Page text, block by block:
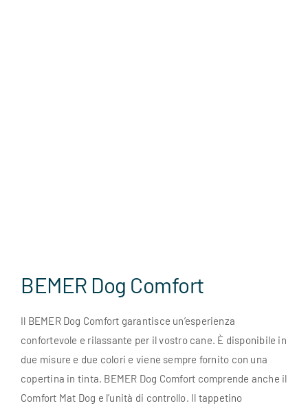
BEMER Dog Comfort
Il BEMER Dog Comfort garantisce un’esperienza
confortevole e rilassante per il vostro cane. È disponibile in
due misure e due colori e viene sempre fornito con una
copertina in tinta. BEMER Dog Comfort comprende anche il
Comfort Mat Dog e l’unità di controllo. Il tappetino